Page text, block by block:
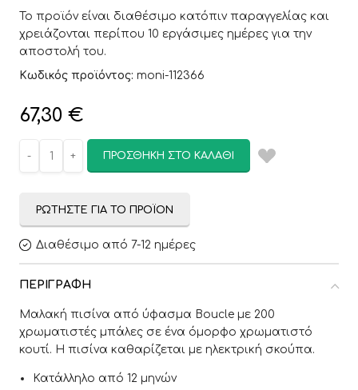
Το προϊόν είναι διαθέσιμο κατόπιν παραγγελίας και
χρειάζονται περίπου 10 εργάσιμες ημέρες για την
αποστολή του.
Κωδικός προϊόντος: moni-112366
67,30 €
ΠΡΟΣΘΉΚΗ ΣΤΟ ΚΑΛΆΘΙ
ΡΩΤΉΣΤΕ ΓΙΑ ΤΟ ΠΡΟΪΌΝ
Διαθέσιμο από 7-12 ημέρες
ΠΕΡΙΓΡΑΦΉ
Μαλακή πισίνα από ύφασμα Boucle με 200
χρωματιστές μπάλες σε ένα όμορφο χρωματιστό
κουτί. Η πισίνα καθαρίζεται με ηλεκτρική σκούπα.
Κατάλληλο από 12 μηνών